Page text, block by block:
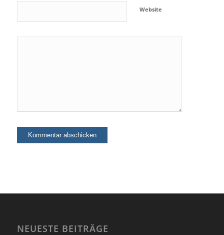
Website
NEUESTE BEITRÄGE